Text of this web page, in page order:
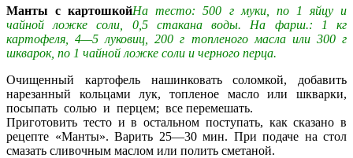
Манты с картошкойНа тесто: 500 г муки, по 1 яйцу и
чайной ложке соли, 0,5 стакана воды. На фарш.: 1 кг
картофеля, 4—5 луковиц, 200 г топленого масла или 300 г
шкварок, по 1 чайной ложке соли и черного перца.
Очищенный картофель нашинковать соломкой, добавить
нарезанный кольцами лук, топленое масло или шкварки,
посыпать солью и перцем; все перемешать.
Приготовить тесто и в остальном поступать, как сказано в
рецепте «Манты». Варить 25—30 мин. При подаче на стол
смазать сливочным маслом или полить сметаной.